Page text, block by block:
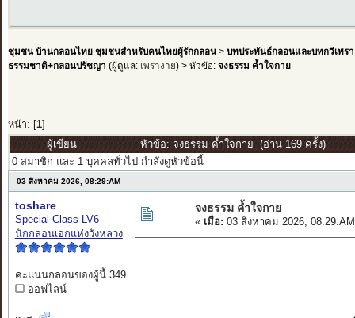
ชุมชน บ้านกลอนไทย ชุมชนสำหรับคนไทยผู้รักกลอน> บทประพันธ์กลอนและบทกวีเพรา
ธรรมชาติ+กลอนปรัชญา (ผู้ดูแล: เพรางาย) > หัวข้อ: จงธรรม ค้ำใจกาย
หน้า: [ 1]
ผู้เขียน
หัวข้อ: จงธรรม ค้ำใจกาย (อ่าน 169 ครั้ง)
0 สมาชิก และ 1 บุคคลทั่วไป กำลังดูหัวข้อนี้
03 สิงหาคม 2026, 08:29:AM
toshare
Special Class LV6
นักกลอนเอกแห่งวังหลวง
คะแนนกลอนของผู้นี้ 349
ออฟไลน์
จงธรรม ค้ำใจกาย
« เมื่อ: 03 สิงหาคม 2026,